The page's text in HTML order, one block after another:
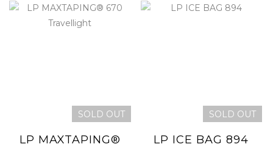
SOLD OUT
LP MAXTAPING®
SOLD OUT
LP ICE BAG 894